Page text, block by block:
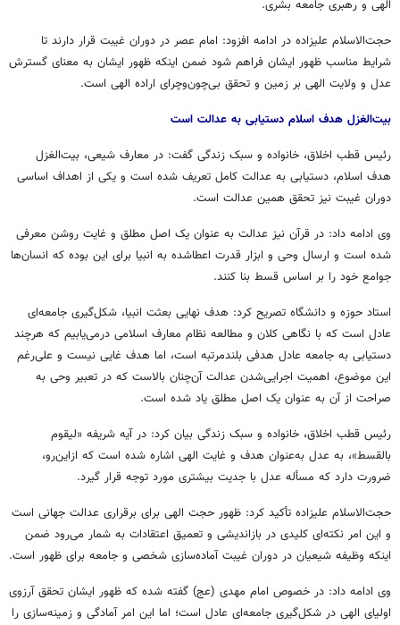
الهی و رهبری جامعه بشری.
حجت‌الاسلام علیزاده در ادامه افزود: امام عصر در دوران غیبت قرار دارند تا
شرایط مناسب ظهور ایشان فراهم شود ضمن اینکه ظهور ایشان به معنای گسترش
عدل و ولایت الهی بر زمین و تحقق بی‌چون‌وچرای اراده الهی است.
بیت‌الغزل هدف اسلام دستیابی به عدالت است
رئیس قطب اخلاق، خانواده و سبک زندگی گفت: در معارف شیعی، بیت‌الغزل
هدف اسلام، دستیابی به عدالت کامل تعریف شده است و یکی از اهداف اساسی
دوران غیبت نیز تحقق همین عدالت است.
وی ادامه داد: در قرآن نیز عدالت به عنوان یک اصل مطلق و غایت روشن معرفی
شده است و ارسال وحی و ابزار قدرت اعطاشده به انبیا برای این بوده که انسان‌ها
جوامع خود را بر اساس قسط بنا کنند.
استاد حوزه و دانشگاه تصریح کرد: هدف نهایی بعثت انبیا، شکل‌گیری جامعه‌ای
عادل است که با نگاهی کلان و مطالعه نظام معارف اسلامی درمی‌یابیم که هرچند
دستیابی به جامعه عادل هدفی بلندمرتبه است، اما هدف غایی نیست و علی‌رغم
این موضوع، اهمیت اجرایی‌شدن عدالت آن‌چنان بالاست که در تعبیر وحی به
صراحت از آن به عنوان یک اصل مطلق یاد شده است.
رئیس قطب اخلاق، خانواده و سبک زندگی بیان کرد: در آیه شریفه «لیقوم
بالقسط»، به عدل به‌عنوان هدف و غایت الهی اشاره شده است که ازاین‌رو،
ضرورت دارد که مسأله عدل با جدیت بیشتری مورد توجه قرار گیرد.
حجت‌الاسلام علیزاده تأکید کرد: ظهور حجت الهی برای برقراری عدالت جهانی است
و این امر نکته‌ای کلیدی در بازاندیشی و تعمیق اعتقادات به شمار می‌رود ضمن
اینکه وظیفه شیعیان در دوران غیبت آماده‌سازی شخصی و جامعه برای ظهور است.
وی ادامه داد: در خصوص امام مهدی (عج) گفته شده که ظهور ایشان تحقق آرزوی
اولیای الهی در شکل‌گیری جامعه‌ای عادل است؛ اما این امر آمادگی و زمینه‌سازی را